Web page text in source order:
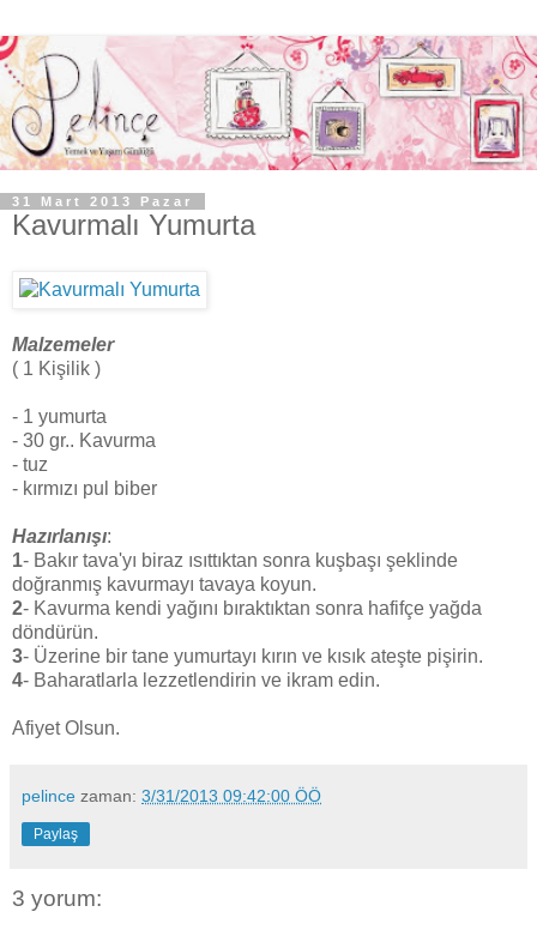
31 Mart 2013 Pazar
Kavurmalı Yumurta
Malzemeler
( 1 Kişilik )
- 1 yumurta
- 30 gr.. Kavurma
- tuz
- kırmızı pul biber
Hazırlanışı:
1- Bakır tava'yı biraz ısıttıktan sonra kuşbaşı şeklinde
doğranmış kavurmayı tavaya koyun.
2- Kavurma kendi yağını bıraktıktan sonra hafifçe yağda
döndürün.
3- Üzerine bir tane yumurtayı kırın ve kısık ateşte pişirin.
4- Baharatlarla lezzetlendirin ve ikram edin.
Afiyet Olsun.
pelince zaman: 3/31/2013 09:42:00 ÖÖ
Paylaş
3 yorum: